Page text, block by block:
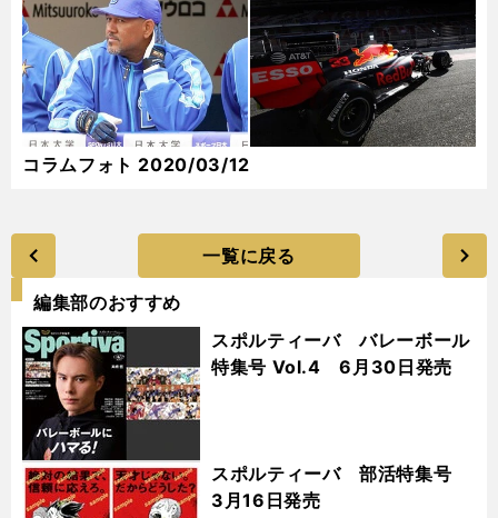
コラムフォト 2020/03/12
一覧に戻る
編集部のおすすめ
スポルティーバ バレーボール
特集号 Vol.4 6月30日発売
スポルティーバ 部活特集号
3月16日発売